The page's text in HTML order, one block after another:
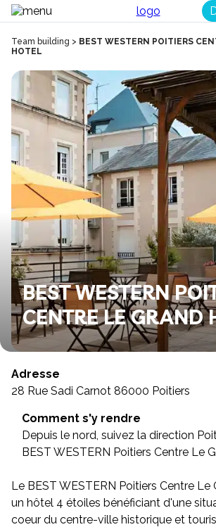
Team building > BEST WESTERN POITIERS
HOTEL
BEST WESTERN
CENTRE LE GRAND
Adresse
28 Rue Sadi Carnot 86000 Poitiers
Comment s'y rendre
Depuis le nord, suivez la direction
BEST WESTERN Poitiers Centre Le
Le BEST WESTERN Poitiers Centre
un hôtel 4 étoiles bénéficiant d'une
coeur du centre-ville historique et